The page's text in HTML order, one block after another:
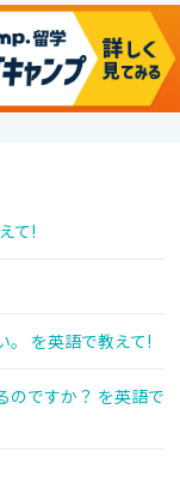
て!
。 を英語で教えて!
のですか？ を英語で